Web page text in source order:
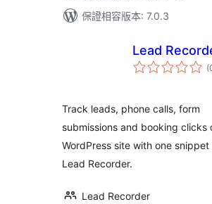
保證相容版本: 7.0.3
Lead
Track leads, phone calls, form
submissions and booking clicks
WordPress site with one snippet
Lead Recorder.
Lead Recorder